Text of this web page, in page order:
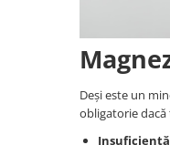
Deși este un
obligatorie